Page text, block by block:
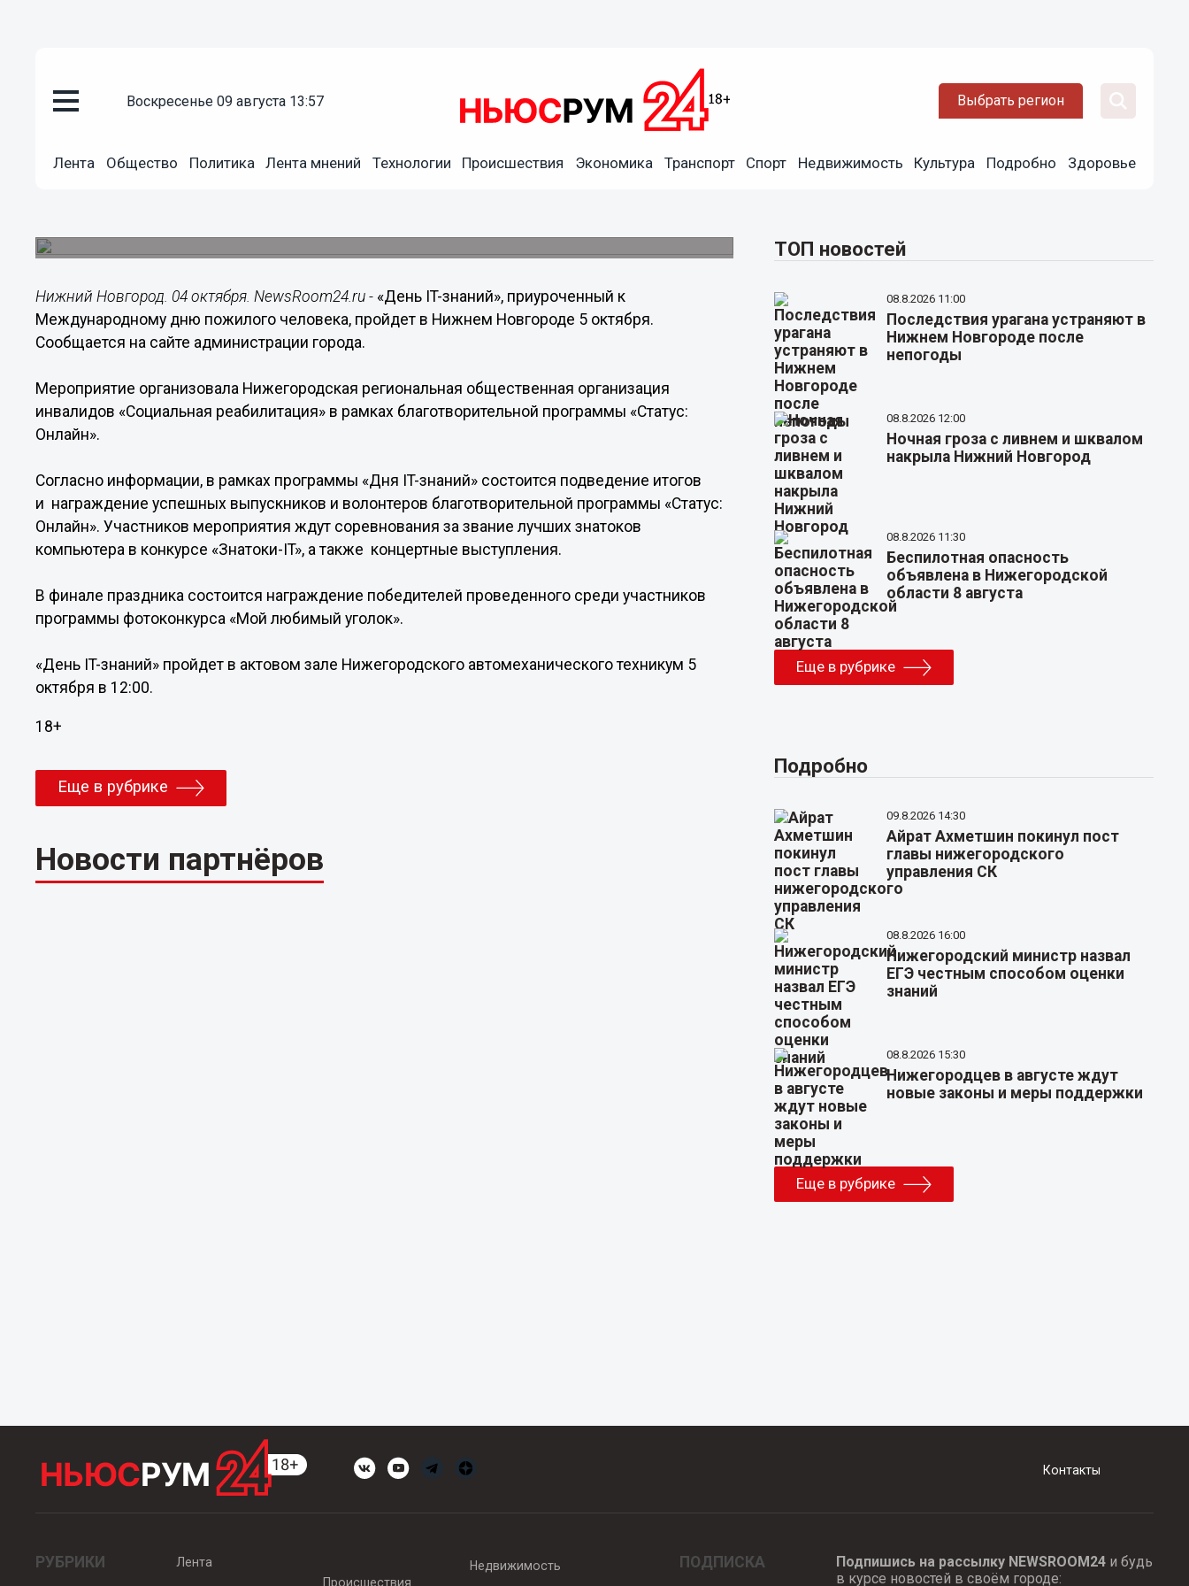
воскресенье 09 августа 13:57 Выбрать регион
Лента Общество Политика Лента мнений Технологии Происшествия Экономика Транспорт Спорт Недвижимость Культура Подробно Здоровье
04.10.201618:14
Нижний Новгород. 04 октября. NewsRoom24.ru - «День IT-знаний», приуроченный к
Международному дню пожилого человека, пройдет в Нижнем Новгороде 5 октября.
Сообщается на сайте администрации города.
Мероприятие организовала Нижегородская региональная общественная организация
инвалидов «Социальная реабилитация» в рамках благотворительной программы «Статус:
Онлайн».
Согласно информации, в рамках программы «Дня IT-знаний» состоится подведение итогов
и награждение успешных выпускников и волонтеров благотворительной программы «Статус:
Онлайн». Участников мероприятия ждут соревнования за звание лучших знатоков
компьютера в конкурсе «Знатоки-IT», а также концертные выступления.
В финале праздника состоится награждение победителей проведенного среди участников
программы фотоконкурса «Мой любимый уголок».
«День IT-знаний» пройдет в актовом зале Нижегородского автомеханического техникум 5
октября в 12:00.
18+
Еще в рубрике
Новости партнёров
ТОП новостей
08.8.2026 11:00
Последствия урагана устраняют в
Нижнем Новгороде после
непогоды
08.8.2026 12:00
Ночная гроза с ливнем и шквалом
накрыла Нижний Новгород
08.8.2026 11:30
Беспилотная опасность
объявлена в Нижегородской
области 8 августа
Еще в рубрике
Подробно
09.8.2026 14:30
Айрат Ахметшин покинул пост
главы нижегородского
управления СК
08.8.2026 16:00
Нижегородский министр назвал
ЕГЭ честным способом оценки
знаний
08.8.2026 15:30
Нижегородцев в августе ждут
новые законы и меры поддержки
Еще в рубрике
Контакты
РУБРИКИ
Лента
Происшествия
Недвижимость ПОДПИСКА Подпишись на рассылку NEWSROOM24и будь
в курсе новостей в своём городе: